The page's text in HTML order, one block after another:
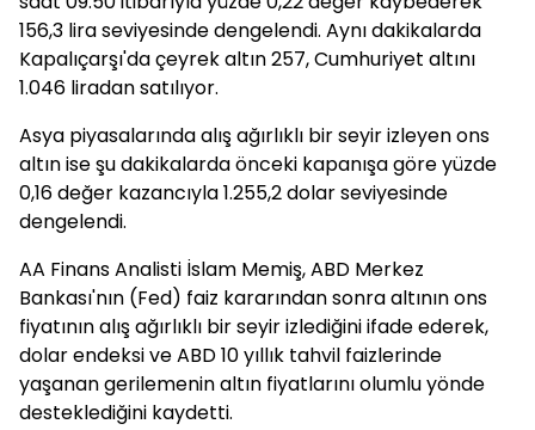
156,3 lira seviyesinde dengelendi. Aynı dakikalarda
Kapalıçarşı'da çeyrek altın 257, Cumhuriyet altını
1.046 liradan satılıyor.
Asya piyasalarında alış ağırlıklı bir seyir izleyen ons
altın ise şu dakikalarda önceki kapanışa göre yüzde
0,16 değer kazancıyla 1.255,2 dolar seviyesinde
dengelendi.
AA Finans Analisti İslam Memiş, ABD Merkez
Bankası'nın (Fed) faiz kararından sonra altının ons
fiyatının alış ağırlıklı bir seyir izlediğini ifade ederek,
dolar endeksi ve ABD 10 yıllık tahvil faizlerinde
yaşanan gerilemenin altın fiyatlarını olumlu yönde
desteklediğini kaydetti.